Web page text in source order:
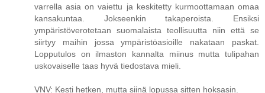
varrella asia on vaiettu ja keskitetty kurmoottamaan omaa
kansakuntaa. Jokseenkin takaperoista. Ensiksi
ympäristöverotetaan suomalaista teollisuutta niin että se
siirtyy maihin jossa ympäristöasioille nakataan paskat.
Lopputulos on ilmaston kannalta miinus mutta tulipahan
uskovaiselle taas hyvä tiedostava mieli.
VNV: Kesti hetken, mutta siinä lopussa sitten hoksasin.